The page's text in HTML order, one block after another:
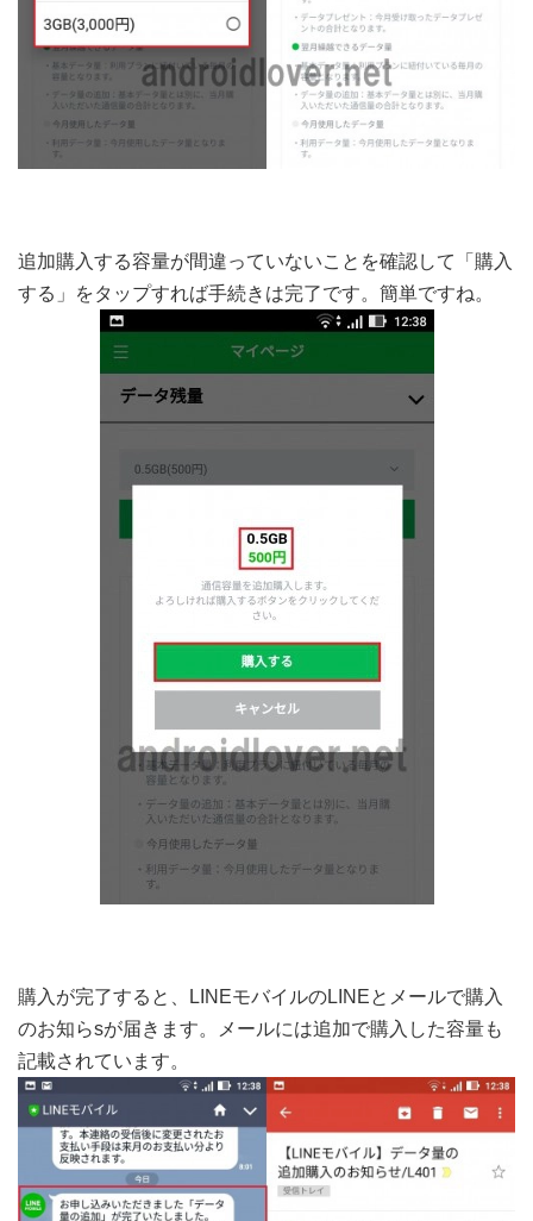
追加購入する容量が間違っていないことを確認して「購入
する」をタップすれば手続きは完了です。簡単ですね。
購入が完了すると、LINEモバイルのLINEとメールで購入
のお知らsが届きます。メールには追加で購入した容量も
記載されています。